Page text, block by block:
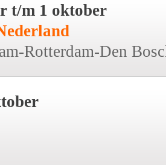
t/m 1 oktober
Rotterdam-Den